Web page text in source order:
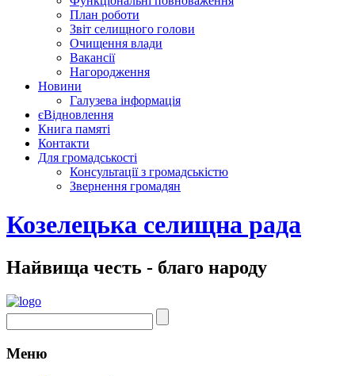
План роботи
Звіт селищного голови
Очищення влади
Вакансії
Нагородження
Новини
Галузева інформація
єВідновлення
Книга памяті
Контакти
Для громадськості
Консультації з громадськістю
Звернення громадян
Козелецька селищна рада
Найвища честь - благо народу
Меню